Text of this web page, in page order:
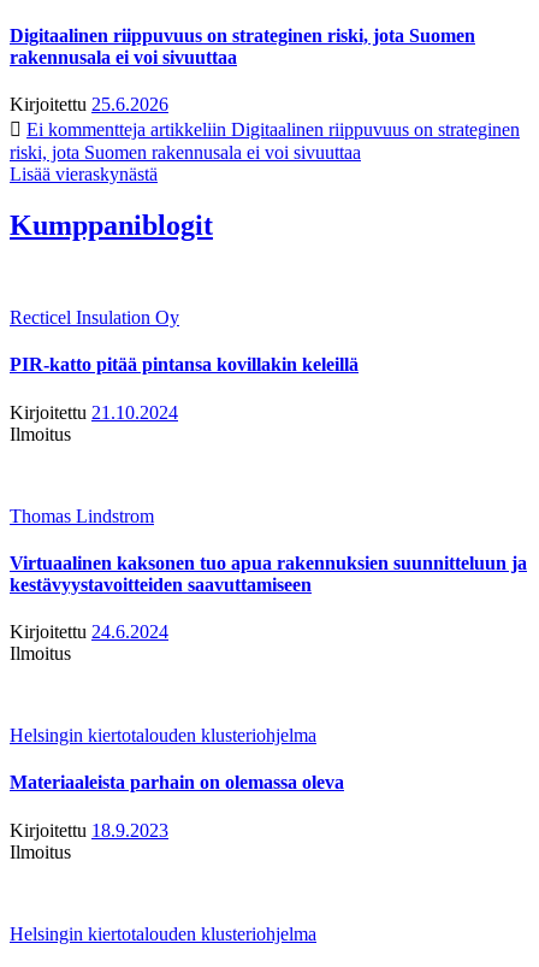
Digitaalinen riippuvuus on strateginen riski, jota Suomen
rakennusala ei voi sivuuttaa
Kirjoitettu 25.6.2026
Ei kommentteja artikkeliin Digitaalinen riippuvuus on strateginen
riski, jota Suomen rakennusala ei voi sivuuttaa
Lisää vieraskynästä
Kumppaniblogit
Recticel Insulation Oy
PIR-katto pitää pintansa kovillakin keleillä
Kirjoitettu 21.10.2024
Ilmoitus
Thomas Lindstrom
Virtuaalinen kaksonen tuo apua rakennuksien suunnitteluun ja
kestävyystavoitteiden saavuttamiseen
Kirjoitettu 24.6.2024
Ilmoitus
Helsingin kiertotalouden klusteriohjelma
Materiaaleista parhain on olemassa oleva
Kirjoitettu 18.9.2023
Ilmoitus
Helsingin kiertotalouden klusteriohjelma